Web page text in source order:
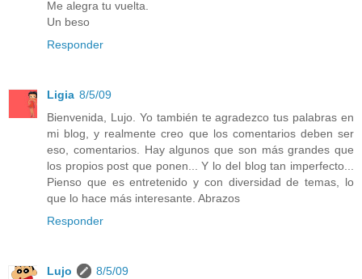
Me alegra tu vuelta.
Un beso
Responder
Ligia 8/5/09
Bienvenida, Lujo. Yo también te agradezco tus palabras en
mi blog, y realmente creo que los comentarios deben ser
eso, comentarios. Hay algunos que son más grandes que
los propios post que ponen... Y lo del blog tan imperfecto...
Pienso que es entretenido y con diversidad de temas, lo
que lo hace más interesante. Abrazos
Responder
Lujo
8/5/09